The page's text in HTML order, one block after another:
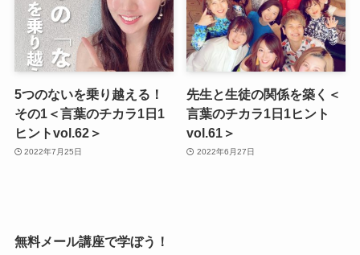
5つのないを乗り越える！
その1＜言葉のチカラ1日1
ヒントvol.62＞
2022年7月25日
先生と生徒の関係を築く＜
言葉のチカラ1日1ヒント
vol.61＞
2022年6月27日
無料メール講座で学ぼう！